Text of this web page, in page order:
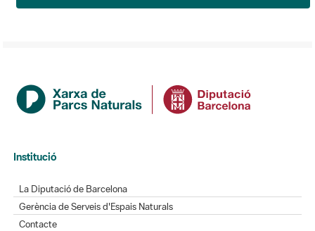
Institució
La Diputació de Barcelona
Gerència de Serveis d'Espais Naturals
Contacte